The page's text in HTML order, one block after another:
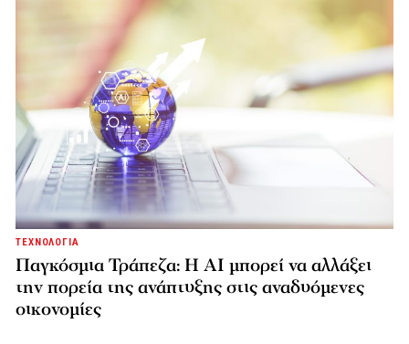
ΤΕΧΝΟΛΟΓΙΑ
Παγκόσμια Τράπεζα: Η AI μπορεί να αλλάξει
την πορεία της ανάπτυξης στις αναδυόμενες
οικονομίες